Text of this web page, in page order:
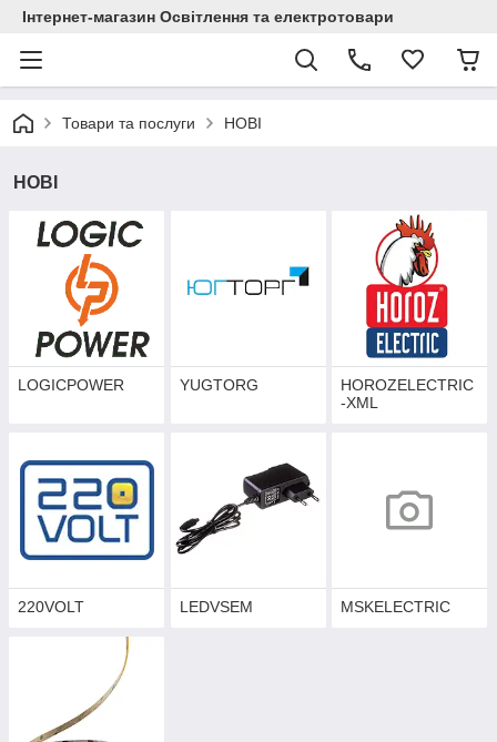
Інтернет-магазин Освітлення та електротовари
Товари та послуги НОВІ
НОВІ
LOGICPOWER YUGTORG
HOROZELECTRIC
-XML
220VOLT LEDVSEM MSKELECTRIC